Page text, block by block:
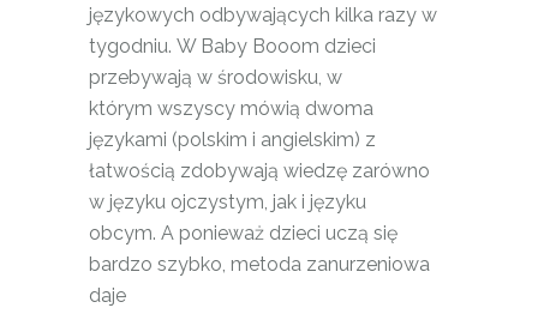
językowych odbywających kilka razy w
tygodniu. W Baby Booom dzieci
przebywają w środowisku, w
którym wszyscy mówią dwoma
językami (polskim i angielskim) z
łatwością zdobywają wiedzę zarówno
w języku ojczystym, jak i języku
obcym. A ponieważ dzieci uczą się
bardzo szybko, metoda zanurzeniowa
daje